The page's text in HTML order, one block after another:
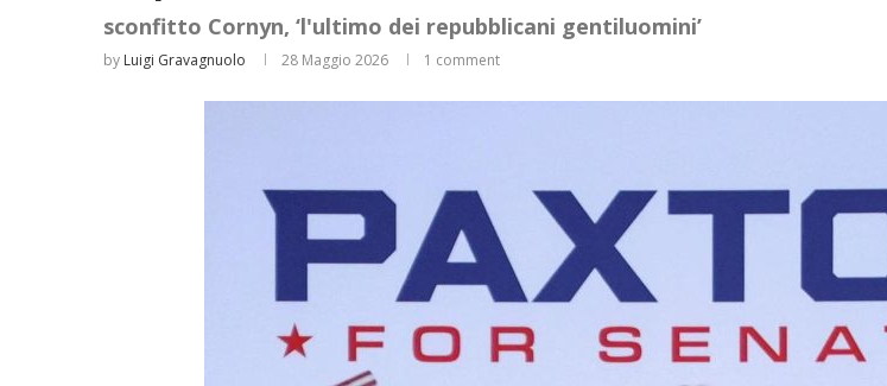
sconfitto Cornyn, ‘l'ultimo dei repubblicani gentiluomini’
by Luigi Gravagnuolo 28 Maggio 2026 1 comment